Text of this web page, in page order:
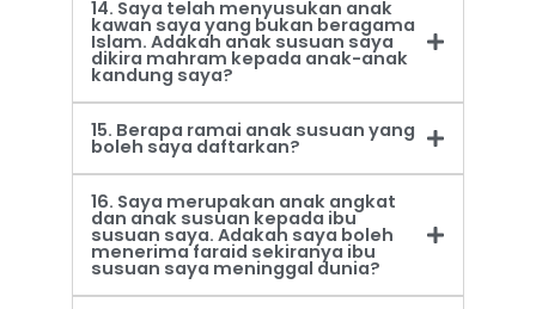
14. Saya telah menyusukan anak
kawan saya yang bukan beragama
Islam. Adakah anak susuan saya
dikira mahram kepada anak-anak
kandung saya?
15. Berapa ramai anak susuan yang
boleh saya daftarkan?
16. Saya merupakan anak angkat
dan anak susuan kepada ibu
susuan saya. Adakah saya boleh
menerima faraid sekiranya ibu
susuan saya meninggal dunia?